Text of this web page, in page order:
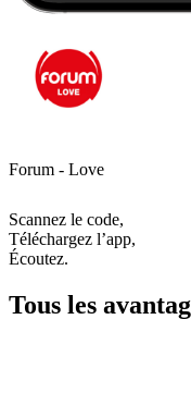
Forum - Love
Scannez le code,
Téléchargez l’app,
Écoutez.
Tous les